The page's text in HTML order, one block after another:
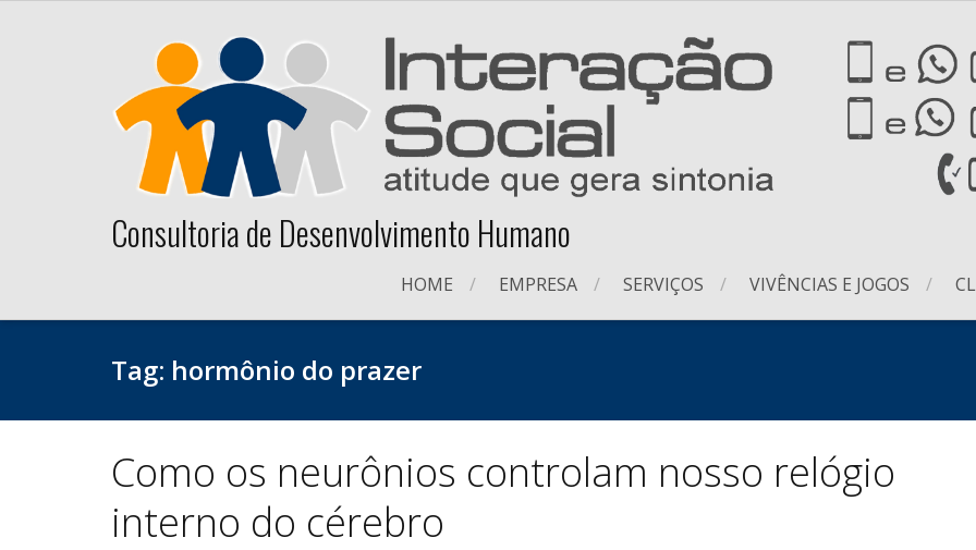
Consultoria de Desenvolvimento Humano
HOME EMPRESA SERVIÇOS VIVÊNCIAS E JOGOS
Tag: hormônio do prazer
Como os neurônios controlam nosso relógio
interno do cérebro